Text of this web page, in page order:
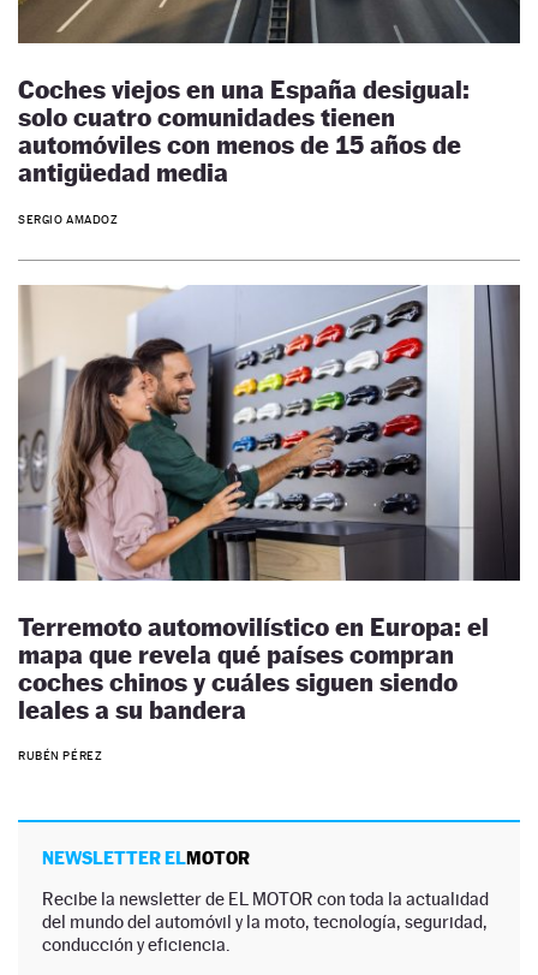
Coches viejos en una España desigual:
solo cuatro comunidades tienen
automóviles con menos de 15 años de
antigüedad media
SERGIO AMADOZ
Terremoto automovilístico en Europa: el
mapa que revela qué países compran
coches chinos y cuáles siguen siendo
leales a su bandera
RUBÉN PÉREZ
NEWSLETTER ELMOTOR
Recibe la newsletter de EL MOTOR con toda la actualidad
del mundo del automóvil y la moto, tecnología, seguridad,
conducción y eficiencia.